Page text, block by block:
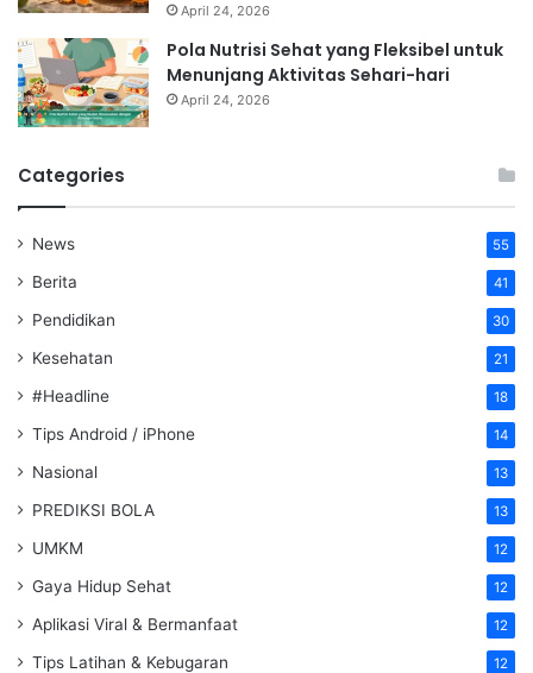
April 24, 2026
Pola Nutrisi Sehat yang Fleksibel untuk
Menunjang Aktivitas Sehari-hari
April 24, 2026
Categories
News 55
Berita 41
Pendidikan 30
Kesehatan 21
#Headline 18
Tips Android / iPhone 14
Nasional 13
PREDIKSI BOLA 13
UMKM 12
Gaya Hidup Sehat 12
Aplikasi Viral & Bermanfaat 12
Tips Latihan & Kebugaran 12